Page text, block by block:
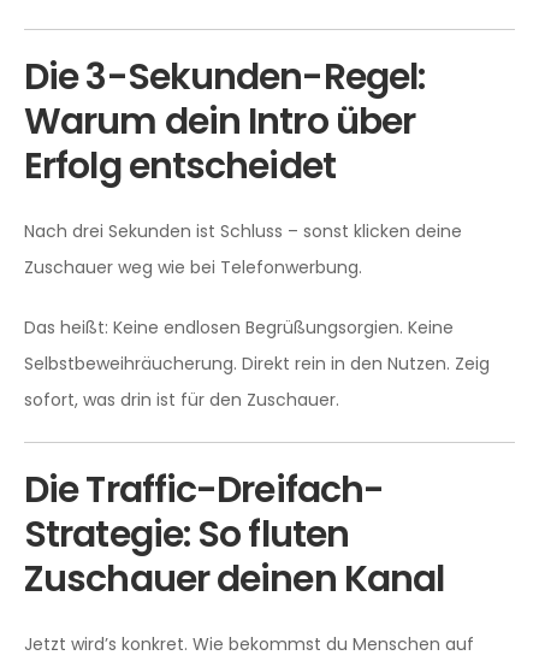
Die 3-Sekunden-Regel:
Warum dein Intro über
Erfolg entscheidet
Nach drei Sekunden ist Schluss – sonst klicken deine
Zuschauer weg wie bei Telefonwerbung.
Das heißt: Keine endlosen Begrüßungsorgien. Keine
Selbstbeweihräucherung. Direkt rein in den Nutzen. Zeig
sofort, was drin ist für den Zuschauer.
Die Traffic-Dreifach-
Strategie: So fluten
Zuschauer deinen Kanal
Jetzt wird’s konkret. Wie bekommst du Menschen auf